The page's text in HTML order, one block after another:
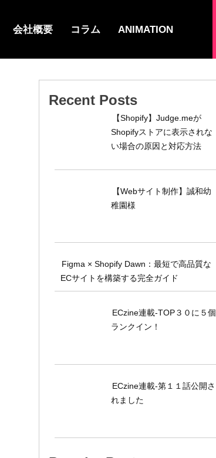
会社概要 コラム ANIMATION
Recent Posts
【Shopify】Judge.meが
Shopifyストアに表示されな
い場合の原因と対応方法
【Webサイト制作】誠和幼
稚園様
Figma × Shopify Dawn：最短で高品質な
ECサイトを構築する完全ガイド
ECzine連載-TOP３０に５個
ランクイン！
ECzine連載-第１１話公開さ
れました